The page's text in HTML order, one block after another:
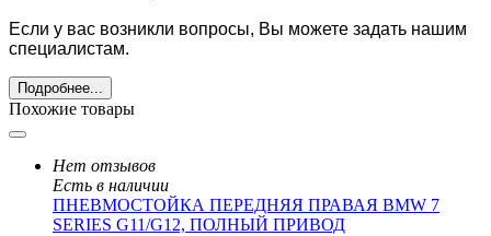
Если у вас возникли вопросы, Вы можете задать нашим
специалистам.
Подробнее...
Похожие товары
Нет отзывов
Есть в наличии
ПНЕВМОСТОЙКА ПЕРЕДНЯЯ ПРАВАЯ BMW 7
SERIES G11/G12, ПОЛНЫЙ ПРИВОД